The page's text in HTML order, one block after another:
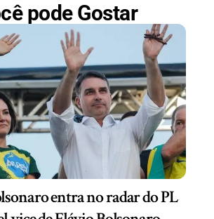
pode Gostar
entra no radar do PL